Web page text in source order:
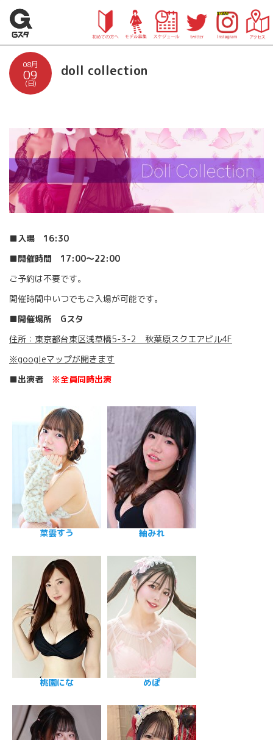
08月
09
(日)
doll collection
■入場 16:30
■開催時間 17:00〜22:00
ご予約は不要です。
開催時間中いつでもご入場が可能です。
■開催場所 Gスタ
住所：東京都台東区浅草橋5-3-2 秋葉原スクエアビル4F
※googleマップが開きます
■出演者 ※全員同時出演
菜雲すう 紬みれ
桃園にな めぽ